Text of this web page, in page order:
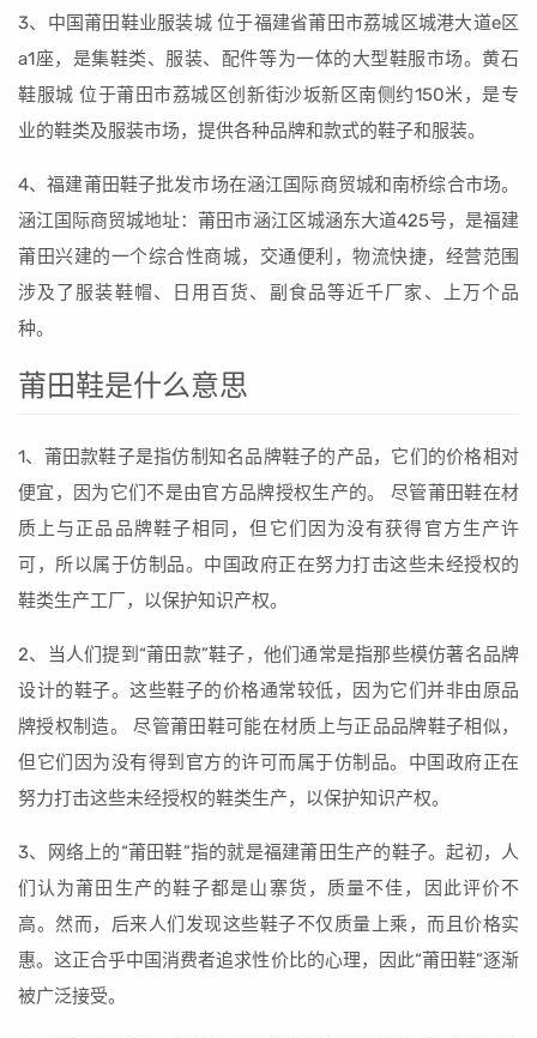
3、中国莆田鞋业服装城 位于福建省莆田市荔城区城港大道e区
a1座，是集鞋类、服装、配件等为一体的大型鞋服市场。黄石
鞋服城 位于莆田市荔城区创新街沙坂新区南侧约150米，是专
业的鞋类及服装市场，提供各种品牌和款式的鞋子和服装。
4、福建莆田鞋子批发市场在涵江国际商贸城和南桥综合市场。
涵江国际商贸城地址：莆田市涵江区城涵东大道425号，是福建
莆田兴建的一个综合性商城，交通便利，物流快捷，经营范围
涉及了服装鞋帽、日用百货、副食品等近千厂家、上万个品
种。
莆田鞋是什么意思
1、莆田款鞋子是指仿制知名品牌鞋子的产品，它们的价格相对
便宜，因为它们不是由官方品牌授权生产的。 尽管莆田鞋在材
质上与正品品牌鞋子相同，但它们因为没有获得官方生产许
可，所以属于仿制品。中国政府正在努力打击这些未经授权的
鞋类生产工厂，以保护知识产权。
2、当人们提到“莆田款”鞋子，他们通常是指那些模仿著名品牌
设计的鞋子。这些鞋子的价格通常较低，因为它们并非由原品
牌授权制造。 尽管莆田鞋可能在材质上与正品品牌鞋子相似，
但它们因为没有得到官方的许可而属于仿制品。中国政府正在
努力打击这些未经授权的鞋类生产，以保护知识产权。
3、网络上的“莆田鞋”指的就是福建莆田生产的鞋子。起初，人
们认为莆田生产的鞋子都是山寨货，质量不佳，因此评价不
高。然而，后来人们发现这些鞋子不仅质量上乘，而且价格实
惠。这正合乎中国消费者追求性价比的心理，因此“莆田鞋”逐渐
被广泛接受。